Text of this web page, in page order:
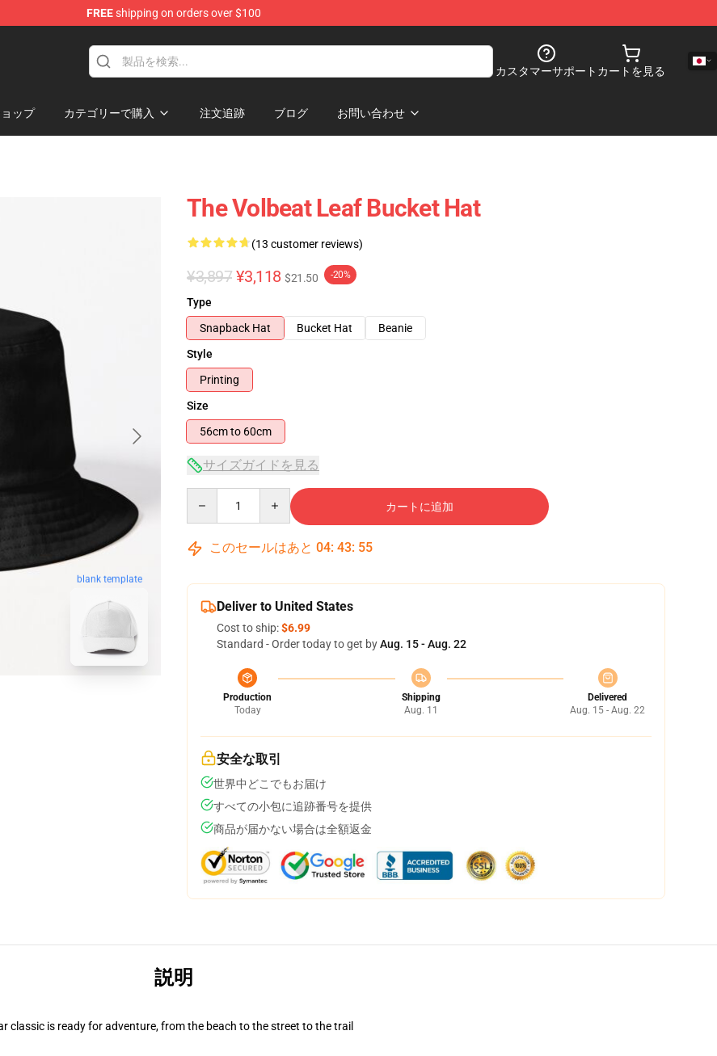
FREEshipping on orders over $100
カスタマーサポート カートを見る
ップ カテゴリーで購入 注文追跡 ブログ お問い合わせ
blank template
The Volbeat Leaf Bucket Hat
(13 customer reviews)
¥3,897 ¥3,118 $21.50 -20%
Type
Snapback Hat
Bucket Hat
Beanie
Style
Printing
Size
56cm to 60cm
サイズガイドを見る
カートに追加
このセールはあと 04: 43: 54
Deliver to United States
Cost to ship:$6.99
Standard - Order today to get byAug. 15 - Aug. 22
Production
Today
Shipping
Aug. 11
Delivered
Aug. 15 - Aug. 22
安全な取引
世界中どこでもお届け
すべての小包に追跡番号を提供
商品が届かない場合は全額返金
説明
classic is ready for adventure, from the beach to the street to the trail